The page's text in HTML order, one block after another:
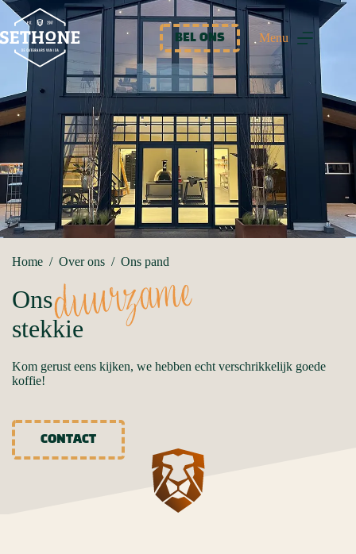
Ga
naar
de
inhoud
BEL ONS Menu
Home / Over ons / Ons pand
Onsduurzame
stekkie
Kom gerust eens kijken, we hebben echt verschrikkelijk goede
koffie!
CONTACT